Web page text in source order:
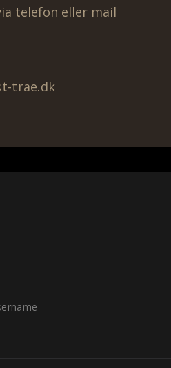
telefon eller mail
trae.dk